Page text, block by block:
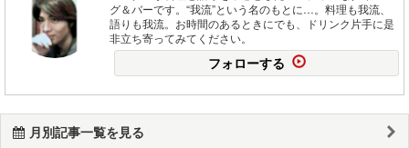
グ＆バーです。“我流”という名のもとに…。料理も我流、
語りも我流。お時間のあるときにでも、ドリンク片手に是
非立ち寄ってみてください。
フォローする
月別記事一覧を見る